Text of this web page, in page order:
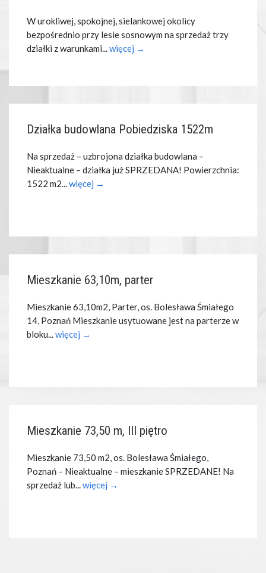
W urokliwej, spokojnej, sielankowej okolicy
bezpośrednio przy lesie sosnowym na sprzedaż trzy
działki z warunkami... więcej →
Działka budowlana Pobiedziska 1522m
Na sprzedaż – uzbrojona działka budowlana –
Nieaktualne – działka już SPRZEDANA! Powierzchnia:
1522 m2... więcej →
Mieszkanie 63,10m, parter
Mieszkanie 63,10m2, Parter, os. Bolesława Śmiałego
14, Poznań Mieszkanie usytuowane jest na parterze w
bloku... więcej →
Mieszkanie 73,50 m, III piętro
Mieszkanie 73,50 m2, os. Bolesława Śmiałego,
Poznań – Nieaktualne – mieszkanie SPRZEDANE! Na
sprzedaż lub... więcej →